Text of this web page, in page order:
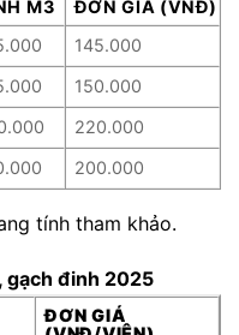
M3
ĐƠN GIÁ (VNĐ)
145.000
150.000
220.000
200.000
tính tham khảo.
gạch đinh 2025
ĐƠN GIÁ